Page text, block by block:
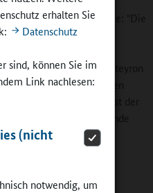
erhalten Sie
Datenschutz
sind, können Sie im
Link nachlesen:
(nicht
notwendig, um
Und Polivka ergänzte: "Die
hervorgebracht."
Grundschule von Eric Pateyron
in Frankreich von oben
oberster Pädagoge ist der
folgenden Expertenrunde